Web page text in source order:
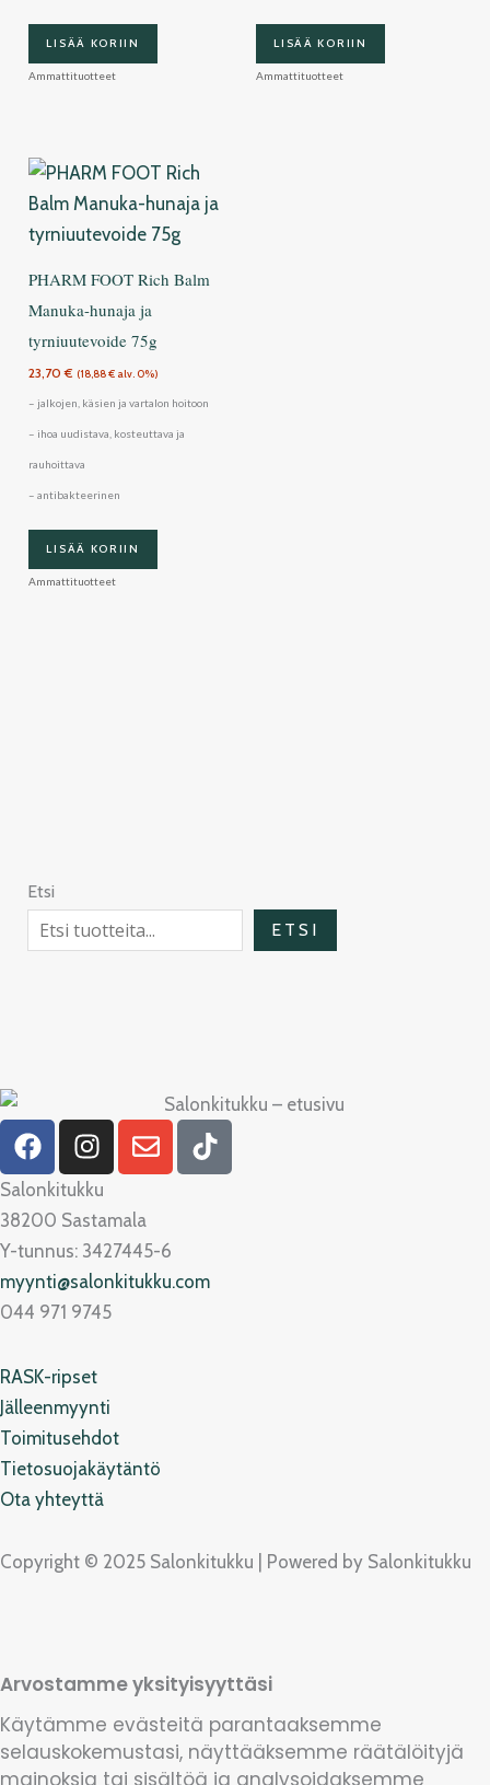
LISÄÄ KORIIN
Ammattituotteet
LISÄÄ KORIIN
Ammattituotteet
PHARM FOOT Rich Balm
Manuka-hunaja ja
tyrniuutevoide 75g
23,70€ (18,88€ alv. 0%)
– jalkojen, käsien ja vartalon hoitoon
– ihoa uudistava, kosteuttava ja
rauhoittava
– antibakteerinen
LISÄÄ KORIIN
Ammattituotteet
Etsi
ETSI
F
a
c
e
b
o
o
k
I
n
s
t
a
g
r
a
E
n
e
l
o
p
T
i
Salonkitukku
38200 Sastamala
Y-tunnus: 3427445-6
myynti@salonkitukku.com
044 971 9745
RASK-ripset
Jälleenmyynti
Toimitusehdot
Tietosuojakäytäntö
Ota yhteyttä
Copyright © 2025 Salonkitukku | Powered by Salonkitukku
Arvostamme yksityisyyttäsi
Käytämme evästeitä parantaaksemme
selauskokemustasi, näyttääksemme räätälöityjä
mainoksia tai sisältöä ja analysoidaksemme